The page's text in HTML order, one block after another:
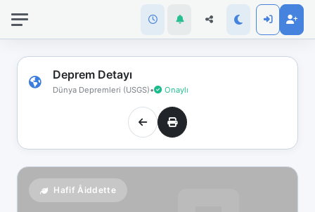
Deprem Detayı
Dünya Depremleri (USGS)• Onaylı
Hafif Åiddette
bağlantınız
koptu!
Çevrimdışı
moddasınız.